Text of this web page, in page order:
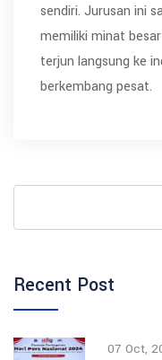
sendiri. Jurusan ini
memiliki minat
terjun langsung ke
berkembang pesat.
Recent Post
07 Oct,